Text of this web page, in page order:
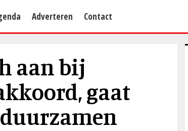
Adverteren Contact
aan bij
gaat